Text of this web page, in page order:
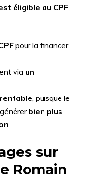
éligible au CPF,
pour la financer
via un
, puisque le
bien plus
sur
Romain